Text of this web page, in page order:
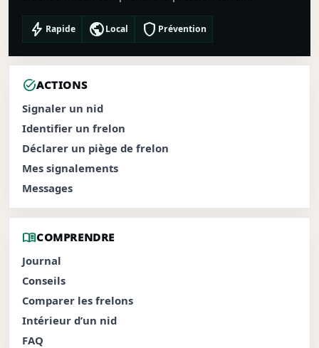
bolt Rapide publicLocal shield Prévention
task_altACTIONS
Signaler un nid
Identifier un frelon
Déclarer un piège de frelon
Mes signalements
Messages
menu_bookCOMPRENDRE
Journal
Conseils
Comparer les frelons
Intérieur d’un nid
FAQ